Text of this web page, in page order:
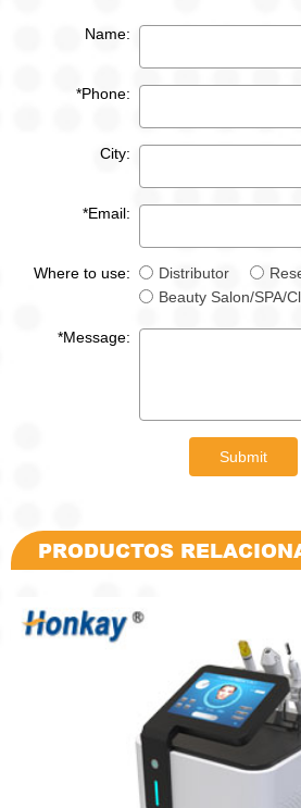
Name:
*Phone:
City:
*Email:
Where to use: Distributor
Beauty Salon/SPA/
*Message:
Submit
PRODUCTOS